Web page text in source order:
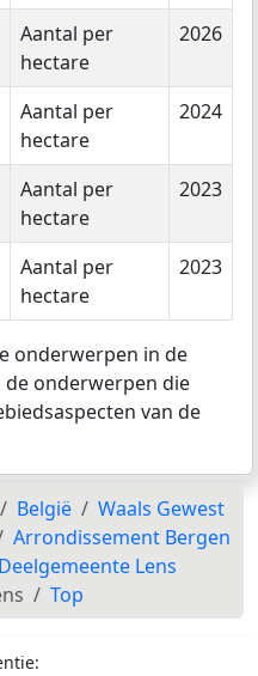
Aantal per
hectare
2026
Aantal per
hectare
2024
Aantal per
hectare
2023
Aantal per
hectare
2023
onderwerpen in de
onderwerpen die
van de
België
Waals Gewest
Arrondissement Bergen
Deelgemeente Lens
Top